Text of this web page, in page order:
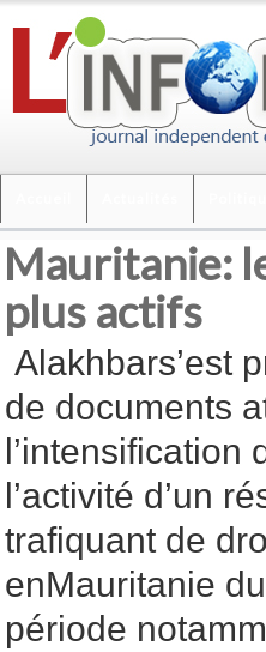
Mauritanie:
plus actifs
Alakhbars’est
de documents
l’intensification
l’activité d’un
trafiquant de
enMauritanie
période